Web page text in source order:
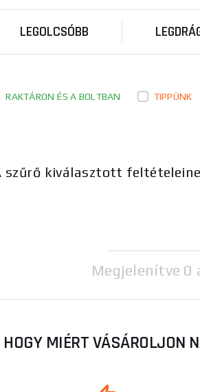
LEGOLCSÓBB
RAKTÁRON ÉS A BOLTBAN TIPPÜNK
szűrő kiválasztott
Megjelenítve 0
HOGY MIÉRT VÁSÁROLJON